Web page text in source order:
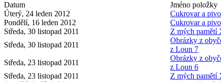
Datum
Jméno položky
Úterý, 24 leden 2012
Cukrovar a
Pondělí, 16 leden 2012
Cukrovar a
Středa, 30 listopad 2011
Z mých pamětí
Středa, 30 listopad 2011
Obrázky z
z Loun 7
Středa, 23 listopad 2011
Obrázky z
z Loun 6
Středa, 23 listopad 2011
Z mých pamětí